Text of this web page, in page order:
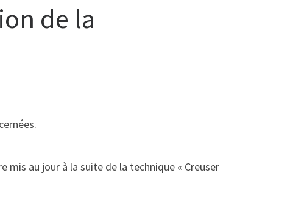
de la
mis au jour à la suite de la technique « Creuser